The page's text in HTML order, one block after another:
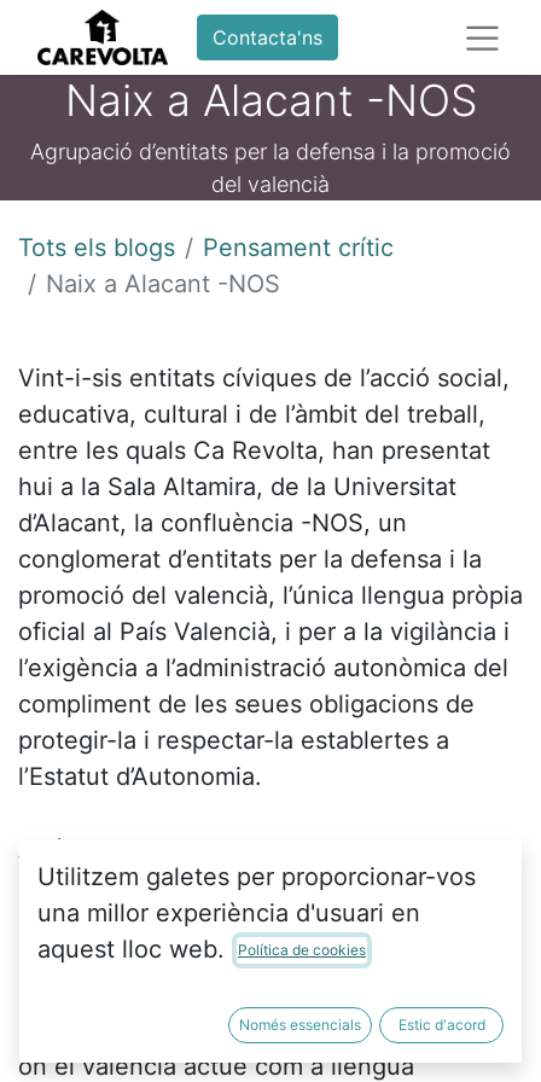
Contacta'ns
Naix a Alacant -NOS
Agrupació d’entitats per la defensa i la promoció
del valencià
Tots els blogs
Pensament crític
Naix a Alacant -NOS
Vint-i-sis entitats cíviques de l’acció social,
educativa, cultural i de l’àmbit del treball,
entre les quals Ca Revolta, han presentat
hui a la Sala Altamira, de la Universitat
d’Alacant, la confluència -NOS, un
conglomerat d’entitats per la defensa i la
promoció del valencià, l’única llengua pròpia
oficial al País Valencià, i per a la vigilància i
l’exigència a l’administració autonòmica del
compliment de les seues obligacions de
protegir-la i respectar-la establertes a
l’Estatut d’Autonomia.
Així, les entitats reunides han explicat que,
davant el retrocés d’ús social del valencià i
de les accions del govern actual
d’arraconament i d’ús de la llengua com a
per tal de proposar a la ciutadania activitats
on el valencià actue com a llengua
Utilitzem galetes per proporcionar-vos
una millor experiència d'usuari en
aquest lloc web.
Política de cookies
Només essencials Estic d'acord